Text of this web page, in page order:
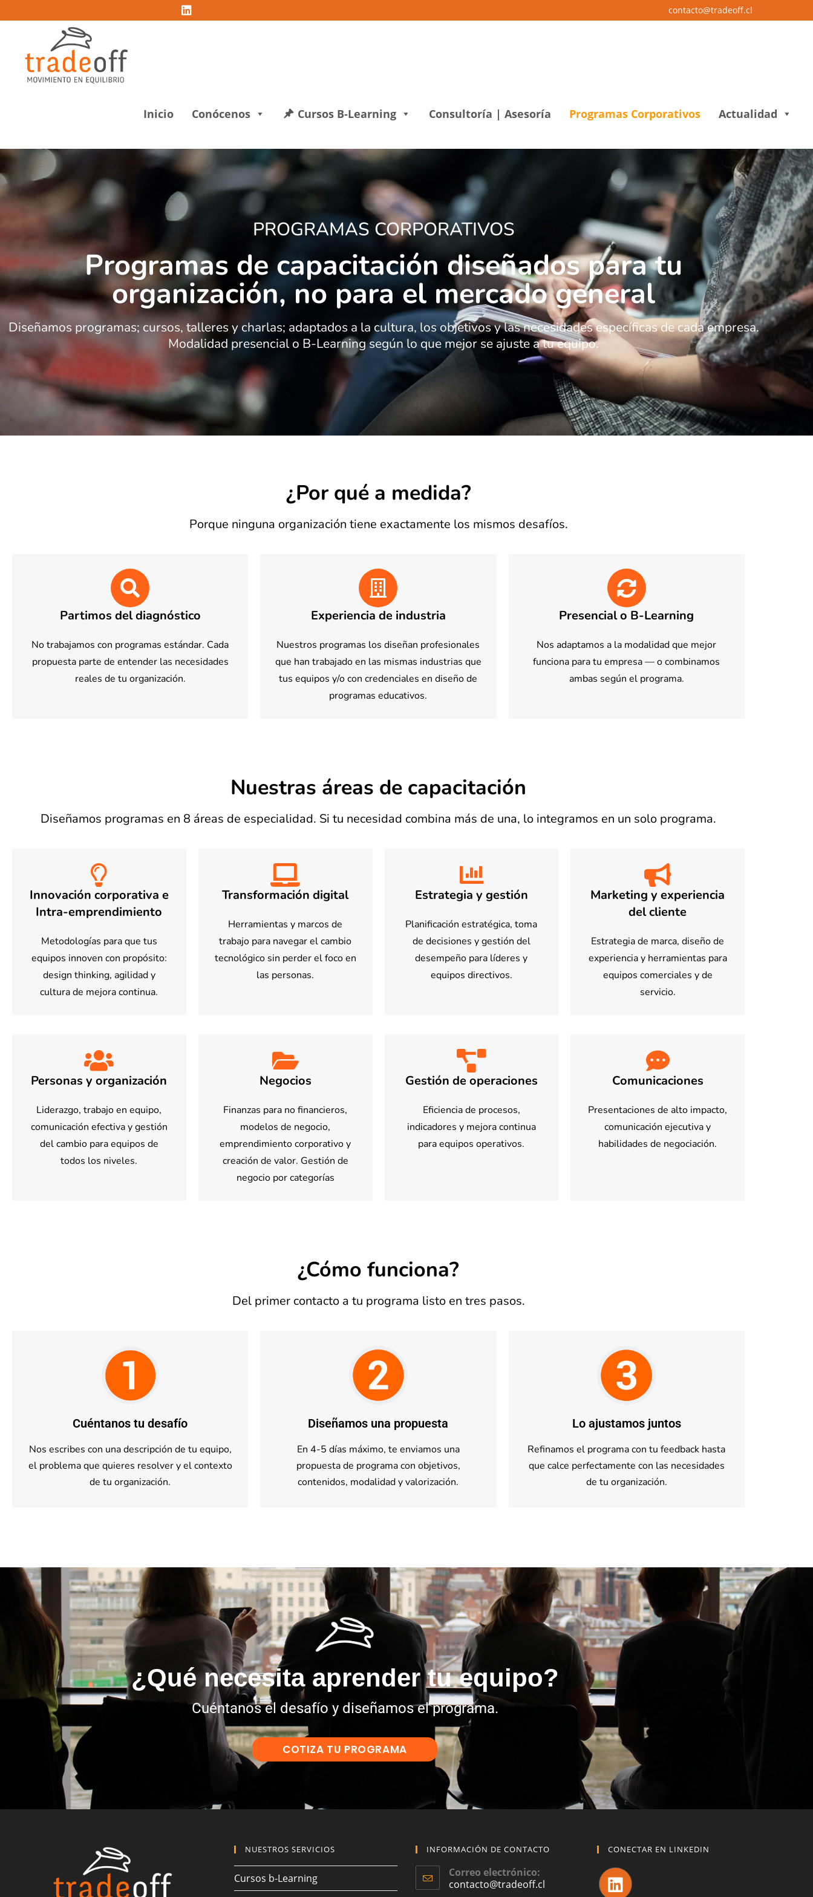
contacto@tradeoff.cl
Inicio Conócenos Cursos B-Learning Consultoría | Asesoría Programas Corporativos Actualidad
PROGRAMAS CORPORATIVOS
Programas de capacitación diseñados para tu
organización, no para el mercado general
Diseñamos programas; cursos, talleres y charlas; adaptados a la cultura, los objetivos y las necesidades específicas de cada empresa.
Modalidad presencial o B-Learning según lo que mejor se ajuste a tu equipo.
¿Por qué a medida?
Porque ninguna organización tiene exactamente los mismos desafíos.
Partimos del diagnóstico
No trabajamos con programas estándar. Cada
propuesta parte de entender las necesidades
reales de tu organización.
Experiencia de industria
Nuestros programas los diseñan profesionales
que han trabajado en las mismas industrias que
tus equipos y/o con credenciales en diseño de
programas educativos.
Presencial o B-Learning
Nos adaptamos a la modalidad que mejor
funciona para tu empresa — o combinamos
ambas según el programa.
Nuestras áreas de capacitación
Diseñamos programas en 8 áreas de especialidad. Si tu necesidad combina más de una, lo integramos en un solo programa.
Innovación corporativa e
Intra-emprendimiento
Metodologías para que tus
equipos innoven con propósito:
design thinking, agilidad y
cultura de mejora continua.
Transformación digital
Herramientas y marcos de
trabajo para navegar el cambio
tecnológico sin perder el foco en
las personas.
Estrategia y gestión
Planificación estratégica, toma
de decisiones y gestión del
desempeño para líderes y
equipos directivos.
Marketing y experiencia
del cliente
Estrategia de marca, diseño de
experiencia y herramientas para
equipos comerciales y de
servicio.
Personas y organización
Liderazgo, trabajo en equipo,
comunicación efectiva y gestión
del cambio para equipos de
todos los niveles.
Negocios
Finanzas para no financieros,
modelos de negocio,
emprendimiento corporativo y
creación de valor. Gestión de
negocio por categorías
Gestión de operaciones
Eficiencia de procesos,
indicadores y mejora continua
para equipos operativos.
Comunicaciones
Presentaciones de alto impacto,
comunicación ejecutiva y
habilidades de negociación.
¿Cómo funciona?
Del primer contacto a tu programa listo en tres pasos.
Cuéntanos tu desafío
Nos escribes con una descripción de tu equipo,
el problema que quieres resolver y el contexto
de tu organización.
Diseñamos una propuesta
En 4-5 días máximo, te enviamos una
propuesta de programa con objetivos,
contenidos, modalidad y valorización.
Lo ajustamos juntos
Refinamos el programa con tu feedback hasta
que calce perfectamente con las necesidades
de tu organización.
¿Qué necesita aprender tu equipo?
Cuéntanos el desafío y diseñamos el programa.
COTIZA TU PROGRAMA
NUESTROS SERVICIOS
Cursos b-Learning
INFORMACIÓN DE CONTACTO
Correo electrónico:
contacto@tradeoff.cl
CONECTAR EN LINKEDIN